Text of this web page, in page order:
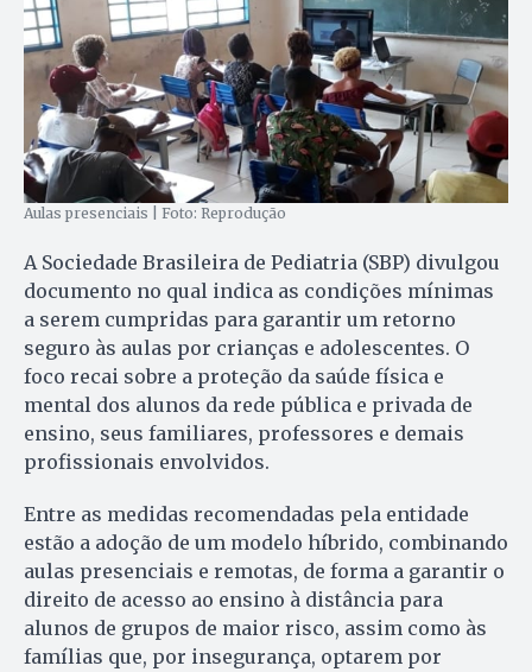
Aulas presenciais | Foto: Reprodução
A Sociedade Brasileira de Pediatria (SBP) divulgou
documento no qual indica as condições mínimas
a serem cumpridas para garantir um retorno
seguro às aulas por crianças e adolescentes. O
foco recai sobre a proteção da saúde física e
mental dos alunos da rede pública e privada de
ensino, seus familiares, professores e demais
profissionais envolvidos.
Entre as medidas recomendadas pela entidade
estão a adoção de um modelo híbrido, combinando
aulas presenciais e remotas, de forma a garantir o
direito de acesso ao ensino à distância para
alunos de grupos de maior risco, assim como às
famílias que, por insegurança, optarem por